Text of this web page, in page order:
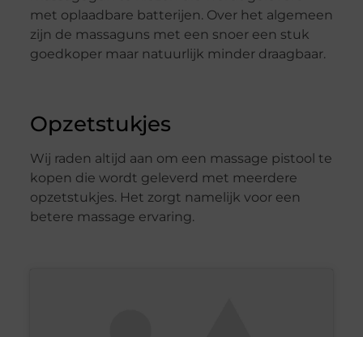
met oplaadbare batterijen. Over het algemeen
zijn de massaguns met een snoer een stuk
goedkoper maar natuurlijk minder draagbaar.
Opzetstukjes
Wij raden altijd aan om een massage pistool te
kopen die wordt geleverd met meerdere
opzetstukjes. Het zorgt namelijk voor een
betere massage ervaring.